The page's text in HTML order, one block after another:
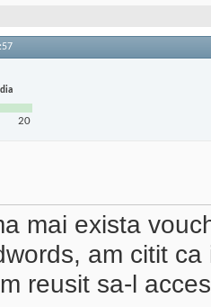
20
mai exista
am citit
reusit sa-l